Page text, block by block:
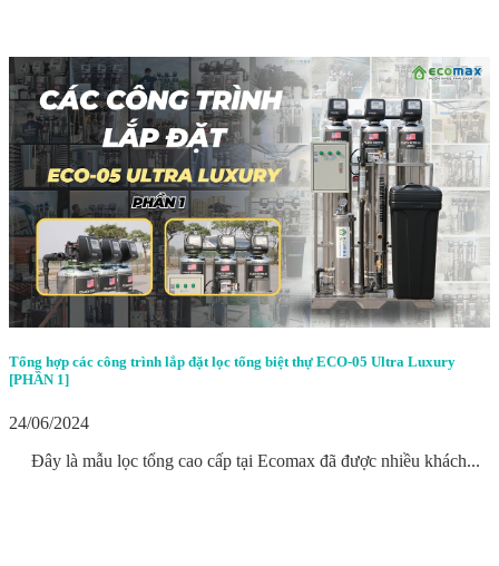
Tổng hợp các công trình lắp đặt lọc tổng biệt thự ECO-05 Ultra Luxury
[PHẦN 1]
24/06/2024
Đây là mẫu lọc tổng cao cấp tại Ecomax đã được nhiều khách...